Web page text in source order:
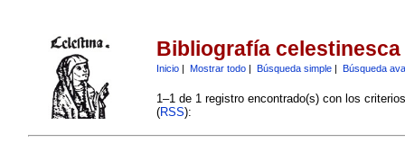
Bibliografía celestinesca
Inicio| Mostrar todo| Búsqueda simple| Búsqueda
1–1 de 1 registro encontrado(s) con los
(RSS):